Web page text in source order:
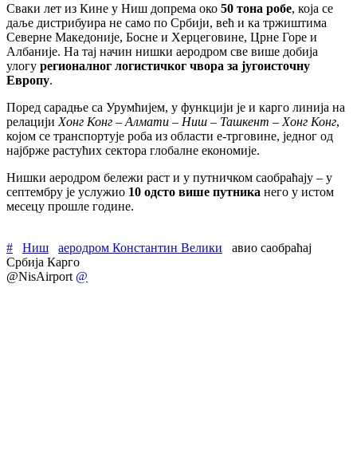
Сваки лет из Кине у Ниш допрема око 50 тона робе, која се
даље дистрибуира не само по Србији, већ и ка тржиштима
Северне Македоније, Босне и Херцеговине, Црне Горе и
Албаније. На тај начин нишки аеродром све више добија
улогу регионалног логистичког чвора за југоисточну
Европу.
Поред сарадње са Урумћијем, у функцији је и карго линија на
релацији Хонг Конг – Алмати – Ниш – Ташкент – Хонг Конг,
којом се транспортује роба из области е-трговине, једног од
најбрже растућих сектора глобалне економије.
Нишки аеродром бележи раст и у путничком саобраћају – у
септембру је услужио 10 одсто више путника него у истом
месецу прошле године.
# Ниш аеродром Константин Велики
авио саобраћај
Србија Карго
@NisAirport @